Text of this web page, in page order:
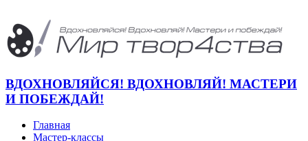
ВДОХНОВЛЯЙСЯ! ВДОХНОВЛЯЙ! МАСТЕРИ
И ПОБЕЖДАЙ!
Главная
Мастер-классы